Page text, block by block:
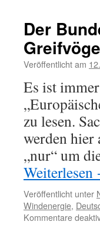
Der
Veröffentlicht am
Es ist
zu lesen.
werden hier
„nur“ um
Weiterlesen
Veröffentlicht unter
Windenergie,
Kommentare